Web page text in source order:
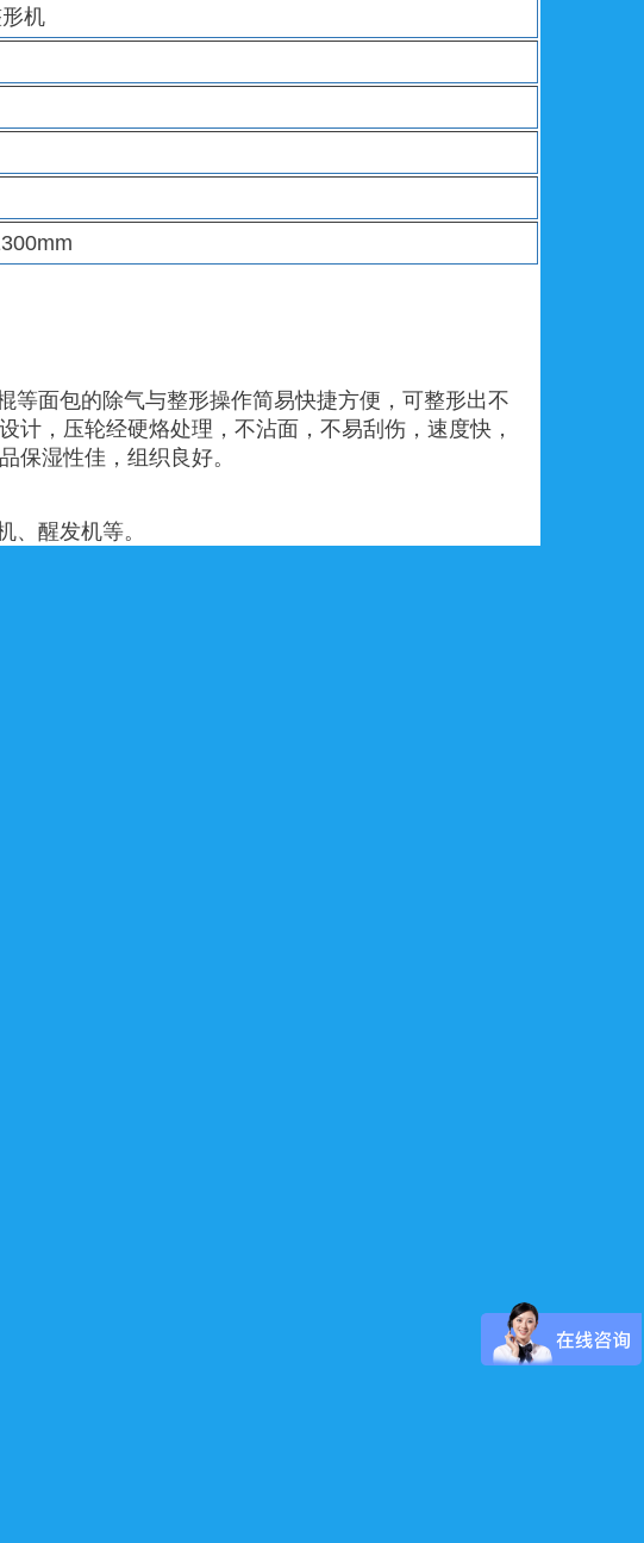
机
面包的除气与整形操作简易快捷方便，可整形出不
计，压轮经硬烙处理，不沾面，不易刮伤，速度快，
保湿性佳，组织良好。
醒发机等。